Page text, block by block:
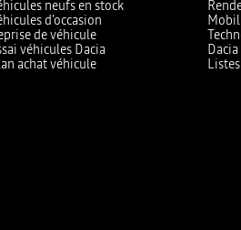
neufs en stock
d'occasion
de véhicule
véhicules Dacia
achat véhicule